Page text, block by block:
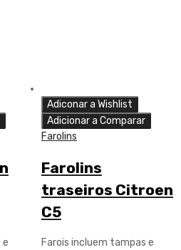
e
Adiconar a Wishlist
Adicionar a Comparar
Farolins
Farolins
traseiros Citroen
C5
Farois incluem tampas e